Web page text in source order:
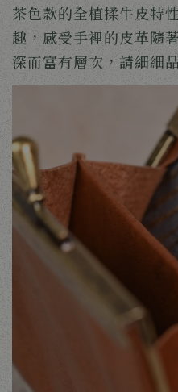
茶色款的全植揉牛皮特
趣，感受手裡的皮革隨
深而富有層次，請細細